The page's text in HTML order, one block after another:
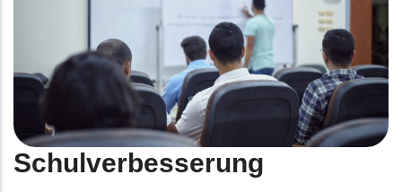
Schulverbesserung